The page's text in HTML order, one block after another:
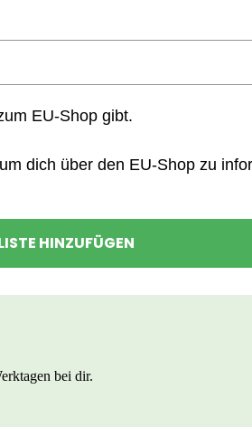
EU-Shop gibt.
dich über den EU-Shop zu
HINZUFÜGEN
bei dir.